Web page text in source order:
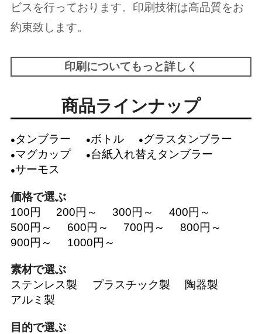
ビスを行っております。印刷技術は高品質をお
約束致します。
印刷についてもっと詳しく
商品ラインナップ
タンブラー ボトル
グラスタンブラー
マグカップ
台紙入れ替えタンブラー
サーモス
価格で選ぶ
100円
200円～ 300円～
400円～
500円～
600円～ 700円～
800円～
900円～
1000円～
素材で選ぶ
ステンレス製
プラスチック製
陶器製
アルミ製
目的で選ぶ